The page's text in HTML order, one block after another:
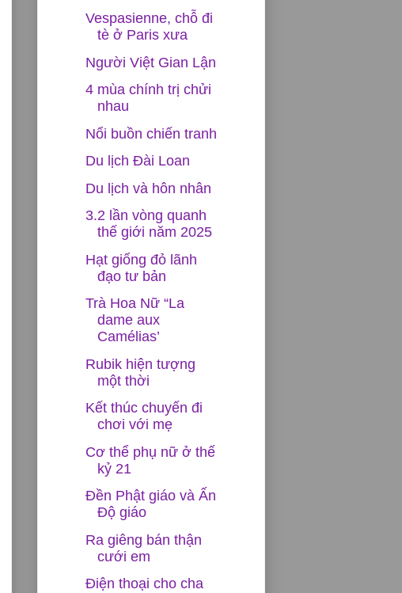
Vespasienne, chỗ đi
tè ở Paris xưa
Người Việt Gian Lận
4 mùa chính trị chửi
nhau
Nổi buồn chiến tranh
Du lịch Đài Loan
Du lịch và hôn nhân
3.2 lần vòng quanh
thế giới năm 2025
Hạt giống đỏ lãnh
đạo tư bản
Trà Hoa Nữ “La
dame aux
Camélias’
Rubik hiện tượng
một thời
Kết thúc chuyến đi
chơi với mẹ
Cơ thể phụ nữ ở thế
kỷ 21
Đền Phật giáo và Ấn
Độ giáo
Ra giêng bán thận
cưới em
Điện thoại cho cha